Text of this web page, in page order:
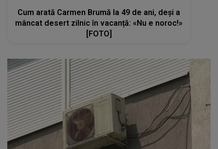
Cum arată Carmen Brumă la 49 de ani, deși a
mâncat desert zilnic în vacanță: «Nu e noroc!»
[FOTO]